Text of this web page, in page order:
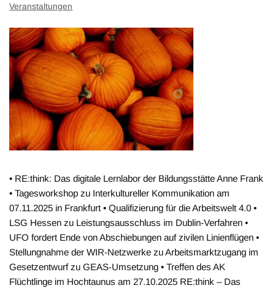
Veranstaltungen
• RE:think: Das digitale Lernlabor der Bildungsstätte Anne Frank
• Tagesworkshop zu Interkultureller Kommunikation am
07.11.2025 in Frankfurt • Qualifizierung für die Arbeitswelt 4.0 •
LSG Hessen zu Leistungsausschluss im Dublin-Verfahren •
UFO fordert Ende von Abschiebungen auf zivilen Linienflügen •
Stellungnahme der WIR-Netzwerke zu Arbeitsmarktzugang im
Gesetzentwurf zu GEAS-Umsetzung • Treffen des AK
Flüchtlinge im Hochtaunus am 27.10.2025 RE:think – Das